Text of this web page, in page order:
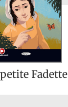
Fadette